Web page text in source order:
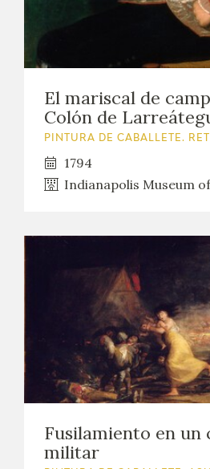
El mariscal de
Colón de
PINTURA DE CABALLETE.
1794
Indianapolis Museum
Fusilamiento en un
militar